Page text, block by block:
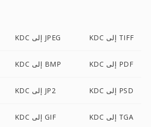
KDC إلى JPEG KDC إلى TIFF
KDC إلى BMP KDC إلى PDF
KDC إلى JP2 KDC إلى PSD
KDC إلى GIF KDC إلى TGA